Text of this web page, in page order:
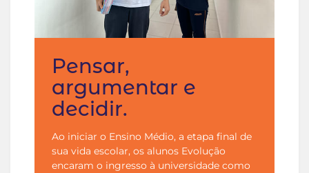
Pensar,
argumentar e
decidir.
Ao iniciar o Ensino Médio, a etapa final de
sua vida escolar, os alunos Evolução
encaram o ingresso à universidade como